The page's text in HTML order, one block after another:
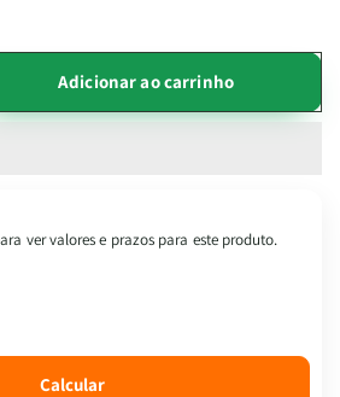
Adicionar ao carrinho
ver valores e prazos para este produto.
Calcular